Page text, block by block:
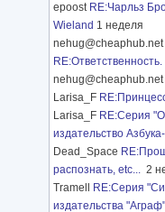
epoost RE:Чарльз
Wieland 1 неделя
nehug@cheaphub.net
RE:Ответственность.
nehug@cheaphub.net
Larisa_F
Larisa_F RE:Серия
издательство
Dead_Space
распознать, etc... 2
Tramell
RE:Серия
издательства "Аграф"